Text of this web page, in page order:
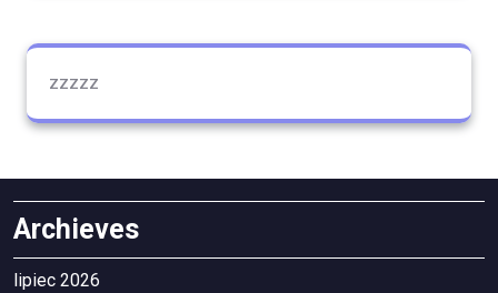
zzzzz
Archieves
lipiec 2026